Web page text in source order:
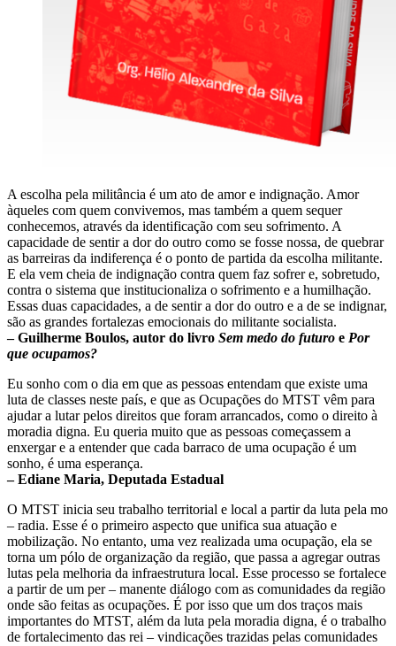
A escolha pela militância é um ato de amor e indignação. Amor
àqueles com quem convivemos, mas também a quem sequer
conhecemos, através da identificação com seu sofrimento. A
capacidade de sentir a dor do outro como se fosse nossa, de quebrar
as barreiras da indiferença é o ponto de partida da escolha militante.
E ela vem cheia de indignação contra quem faz sofrer e, sobretudo,
contra o sistema que institucionaliza o sofrimento e a humilhação.
Essas duas capacidades, a de sentir a dor do outro e a de se indignar,
são as grandes fortalezas emocionais do militante socialista.
– Guilherme Boulos, autor do livro Sem medo do futuro e Por
que ocupamos?
Eu sonho com o dia em que as pessoas entendam que existe uma
luta de classes neste país, e que as Ocupações do MTST vêm para
ajudar a lutar pelos direitos que foram arrancados, como o direito à
moradia digna. Eu queria muito que as pessoas começassem a
enxergar e a entender que cada barraco de uma ocupação é um
sonho, é uma esperança.
– Ediane Maria, Deputada Estadual
O MTST inicia seu trabalho territorial e local a partir da luta pela mo
– radia. Esse é o primeiro aspecto que unifica sua atuação e
mobilização. No entanto, uma vez realizada uma ocupação, ela se
torna um pólo de organização da região, que passa a agregar outras
lutas pela melhoria da infraestrutura local. Esse processo se fortalece
a partir de um per – manente diálogo com as comunidades da região
onde são feitas as ocupações. É por isso que um dos traços mais
importantes do MTST, além da luta pela moradia digna, é o trabalho
de fortalecimento das rei – vindicações trazidas pelas comunidades